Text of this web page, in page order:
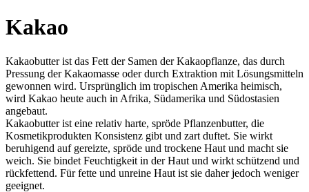
Kakao
Kakaobutter ist das Fett der Samen der Kakaopflanze, das durch
Pressung der Kakaomasse oder durch Extraktion mit Lösungsmitteln
gewonnen wird. Ursprünglich im tropischen Amerika heimisch,
wird Kakao heute auch in Afrika, Südamerika und Südostasien
angebaut.
Kakaobutter ist eine relativ harte, spröde Pflanzenbutter, die
Kosmetikprodukten Konsistenz gibt und zart duftet. Sie wirkt
beruhigend auf gereizte, spröde und trockene Haut und macht sie
weich. Sie bindet Feuchtigkeit in der Haut und wirkt schützend und
rückfettend. Für fette und unreine Haut ist sie daher jedoch weniger
geeignet.